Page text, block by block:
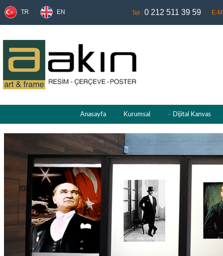
TR EN Tel : 0 212 511 39 59 E-
Anasayfa Kurumsal Dijital Kanvas